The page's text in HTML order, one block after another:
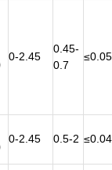
0-2.45
0.45-
0.7
≤0.05
0-2.45 0.5-2 ≤0.04